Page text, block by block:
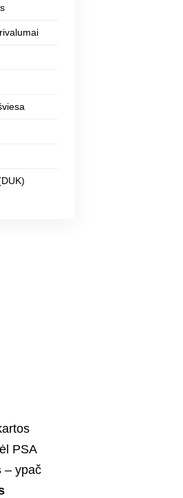
PSA
– ypač